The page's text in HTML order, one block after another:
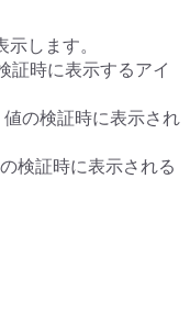
します。
時に表示するアイ
の検証時に表示され
検証時に表示される